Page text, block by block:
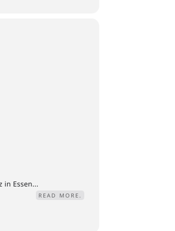
in Essen...
READ MORE.